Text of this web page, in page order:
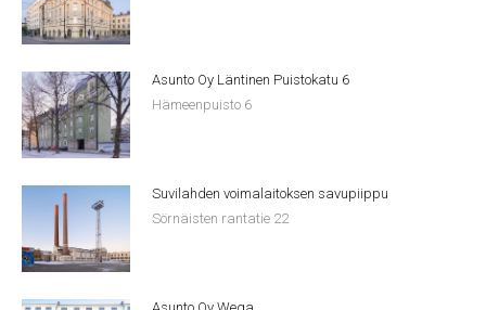
Asunto Oy Läntinen Puistokatu 6
Hämeenpuisto 6
Suvilahden voimalaitoksen savupiippu
Sörnäisten rantatie 22